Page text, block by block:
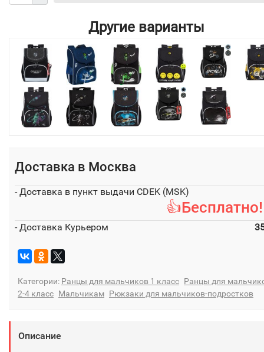
Другие варианты
Доставка в Москва
- Доставка в пункт выдачи CDEK (MSK)
- Доставка Курьером
Категории: Ранцы для мальчиков 1 класс Ранцы для
2-4 класс Мальчикам Рюкзаки для мальчиков-подростков
Описание